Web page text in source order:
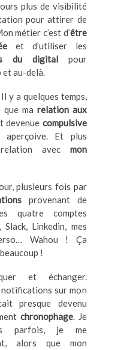
plus de visibilité
pour attirer de
métier c’est d’être
et d’utiliser les
du digitalpour
et au-delà.
y a quelques temps,
que ma relation aux
devenue compulsive
aperçoive. Et plus
avec mon
plusieurs fois par
provenant de
quatre comptes
Linkedin, mes
Wahou ! Ça
!
et échanger.
sur mon
presque devenu
chronophage. Je
parfois, je me
alors que mon